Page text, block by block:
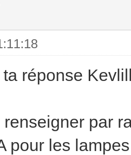
ta réponse
par
pour les